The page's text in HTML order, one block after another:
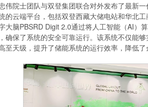
伟院士团队与双登集团联合对外发布了最新
的云端平台，包括双登西藏大储电站和华北
大脑PBSRD Digit 2.0通过将人工智能（AI）
确保了系统的安全可靠运行。该系统不仅能
至天级，提升了储能系统的运行效率，降低